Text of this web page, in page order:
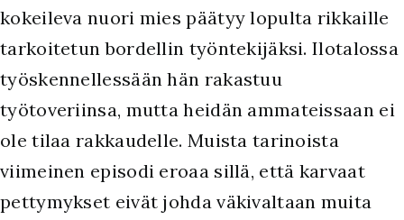
kokeileva nuori mies päätyy lopulta rikkaille
tarkoitetun bordellin työntekijäksi. Ilotalossa
työskennellessään hän rakastuu
työtoveriinsa, mutta heidän ammateissaan ei
ole tilaa rakkaudelle. Muista tarinoista
viimeinen episodi eroaa sillä, että karvaat
pettymykset eivät johda väkivaltaan muita